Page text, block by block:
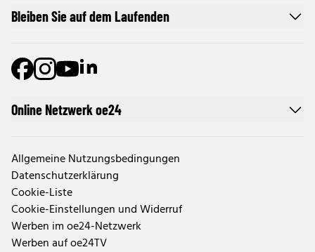
Online Netzwerk oe24
Allgemeine Nutzungsbedingungen
Datenschutzerklärung
Cookie-Liste
Cookie-Einstellungen und Widerruf
Werben im oe24-Netzwerk
Werben auf oe24TV
Bleiben Sie auf dem Laufenden